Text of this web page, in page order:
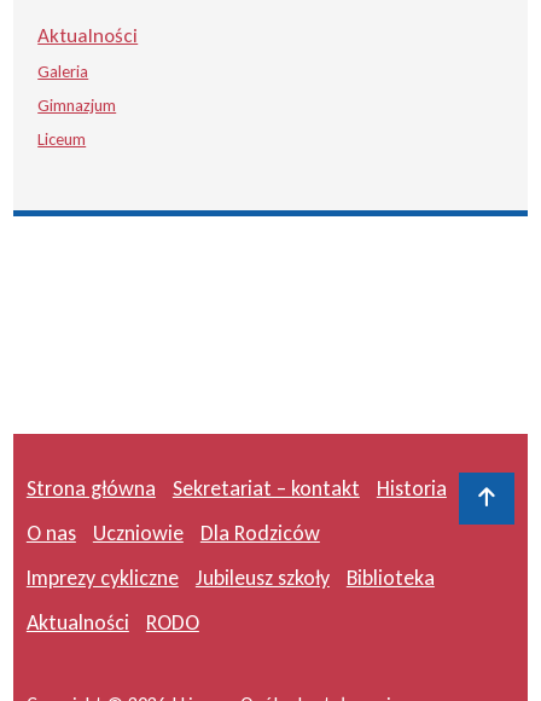
Aktualności
Galeria
Gimnazjum
Liceum
Strona główna Sekretariat – kontakt
Historia
O nas
Uczniowie
Dla Rodziców
Imprezy cykliczne
Jubileusz szkoły
Biblioteka
Aktualności
RODO
Do